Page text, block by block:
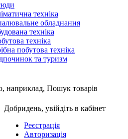
техніка
обладнання
техніка
техніка
побутова техніка
та туризм
наприклад, Пошук товарів
Добридень, увійдіть в кабінет
Реєстрація
Авторизація